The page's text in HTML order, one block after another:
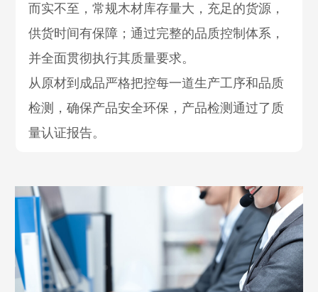
而实不至，常规木材库存量大，充足的货源，
供货时间有保障；通过完整的品质控制体系，
并全面贯彻执行其质量要求。
从原材到成品严格把控每一道生产工序和品质
检测，确保产品安全环保，产品检测通过了质
量认证报告。